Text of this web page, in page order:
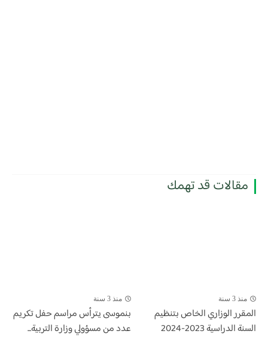
مقالات قد تهمك
منذ 3 سنة
المقرر الوزاري الخاص بتنظيم
السنة الدراسية 2023-2024
منذ 3 سنة
بنموسى يترأس مراسم حفل تكريم
عدد من مسؤولي وزارة التربية...